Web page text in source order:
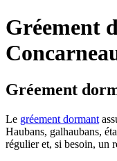
Gréement
Gréement
Le gréement dormant
Haubans, galhaubans,
régulier et, si besoin, un